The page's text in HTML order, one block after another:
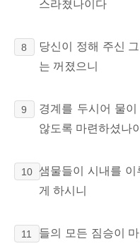
스라쳤나이다
8
당신이 정해 주신
는 꺼졌으니
9
경계를 두시어 물
않도록 마련하셨나
10 샘물들이 시내를 이
게 하시니
11
들의 모든 짐승이